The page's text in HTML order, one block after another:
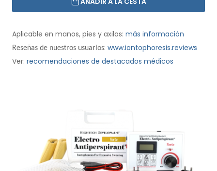
Aplicable en manos, pies y axilas: más información
Reseñas de nuestros usuarios: www.iontophoresis.reviews
Ver: recomendaciones de destacados médicos